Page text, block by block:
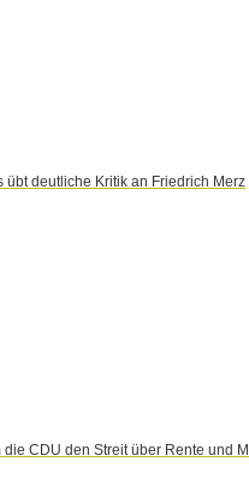
übt deutliche Kritik an Friedrich Merz
CDU den Streit über Rente und